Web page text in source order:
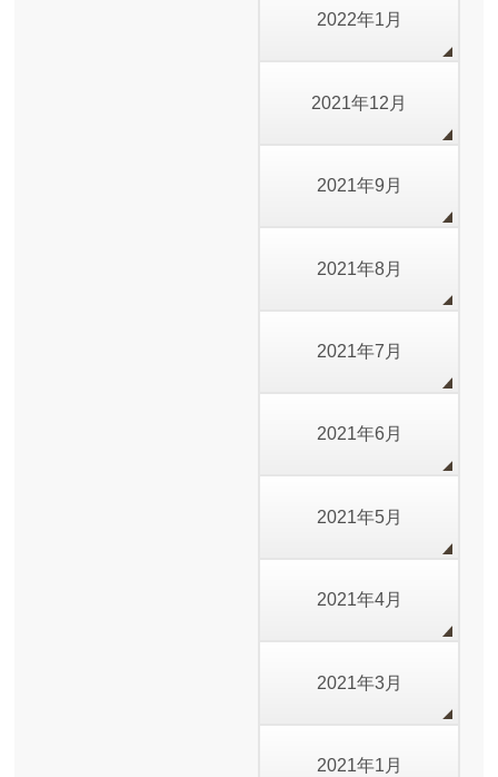
2022年1月
2021年12月
2021年9月
2021年8月
2021年7月
2021年6月
2021年5月
2021年4月
2021年3月
2021年1月